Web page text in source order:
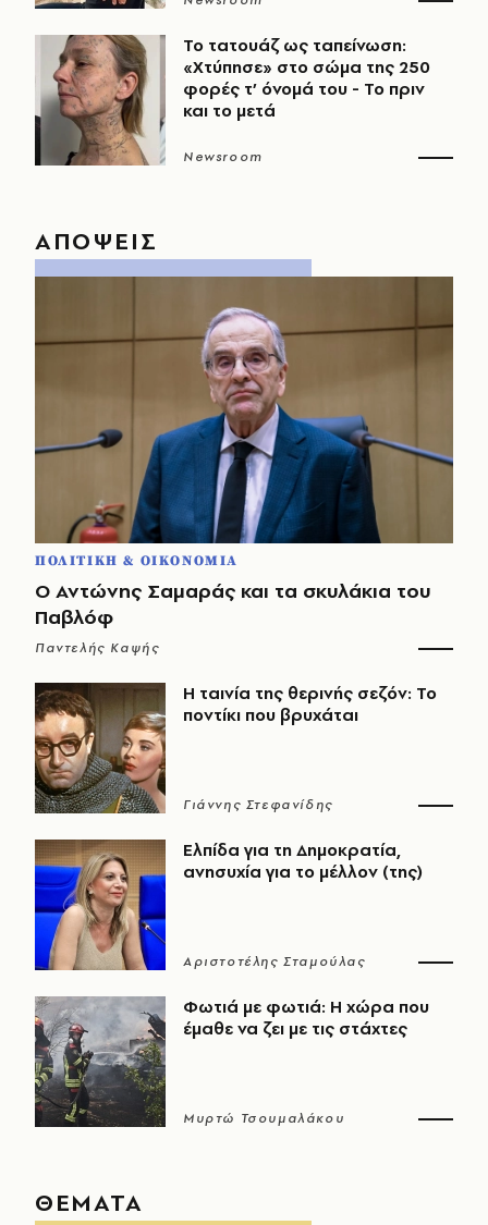
Το τατουάζ ως ταπείνωση:
«Χτύπησε» στο σώμα της 250
φορές τ’ όνομά του - Το πριν
και το μετά
Newsroom
ΑΠΟΨΕΙΣ
ΠΟΛΙΤΙΚΗ & ΟΙΚΟΝΟΜΙΑ
Ο Αντώνης Σαμαράς και τα σκυλάκια του
Παβλόφ
Παντελής Καψής
Η ταινία της θερινής σεζόν: Το
ποντίκι που βρυχάται
Γιάννης Στεφανίδης
Ελπίδα για τη Δημοκρατία,
ανησυχία για το μέλλον (της)
Αριστοτέλης Σταμούλας
Φωτιά με φωτιά: Η χώρα που
έμαθε να ζει με τις στάχτες
Μυρτώ Τσουμαλάκου
ΘΕΜΑΤΑ